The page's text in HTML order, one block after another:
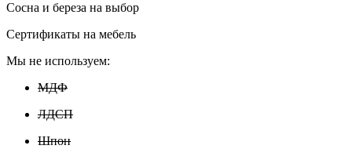
Сосна и береза на выбор
Сертификаты на мебель
Мы не используем:
МДФ
ЛДСП
Шпон